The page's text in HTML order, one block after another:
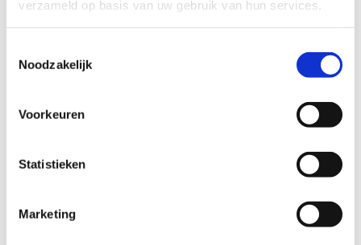
verzameld op basis van uw gebruik van hun services.
Noodzakelijk
Voorkeuren
Statistieken
Marketing
ontvangen met betrekking tot het aanbod
van Sport Vlaanderen
Anti-Robot Verification